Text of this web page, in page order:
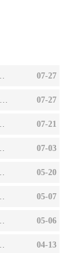
07-27
07-27
07-21
07-03
05-20
05-07
05-06
04-13